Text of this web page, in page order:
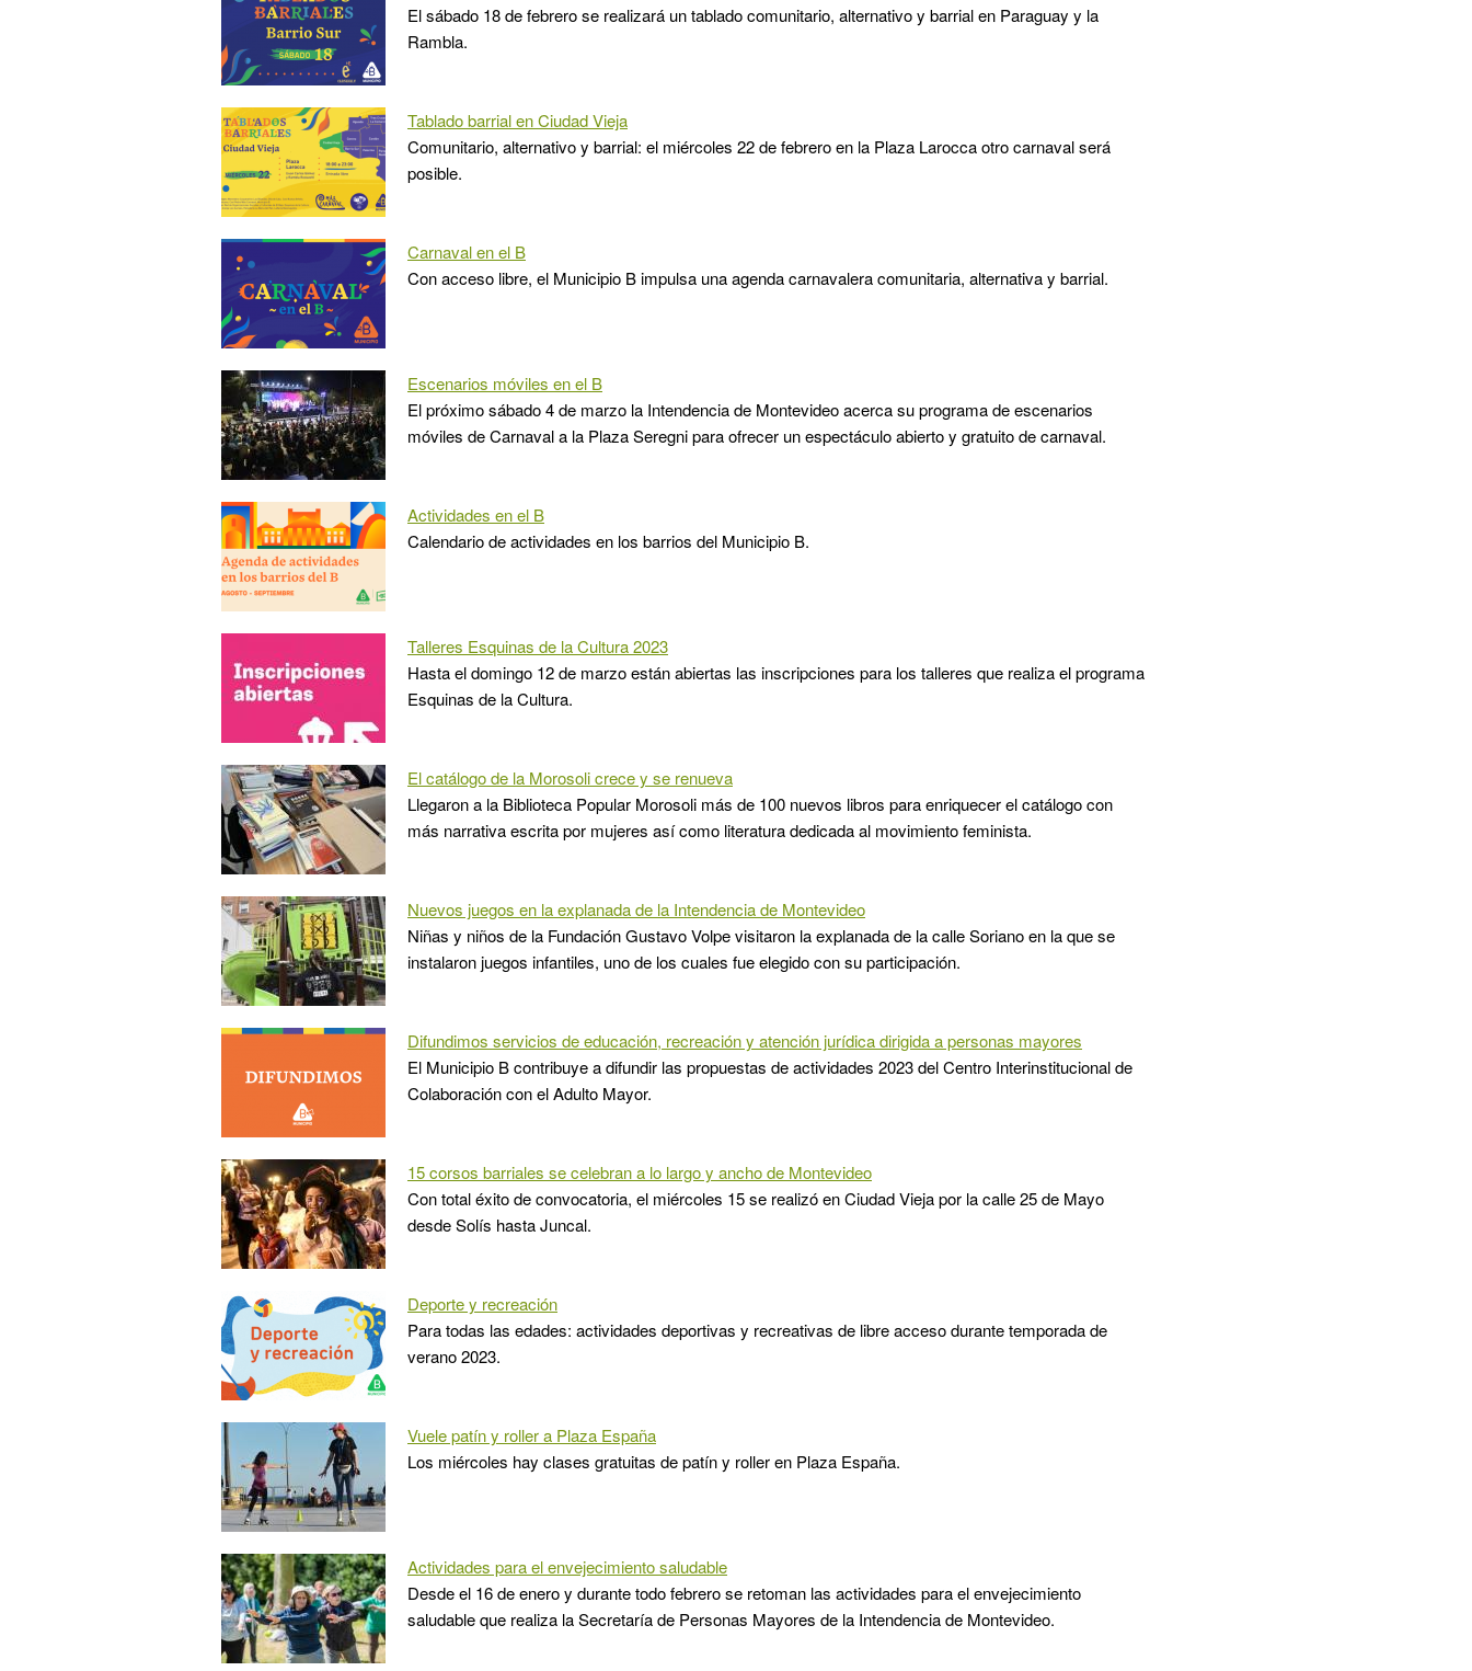
El sábado 18 de febrero se realizará un tablado comunitario, alternativo y barrial en Paraguay y la
Rambla.
Tablado barrial en Ciudad Vieja
Comunitario, alternativo y barrial: el miércoles 22 de febrero en la Plaza Larocca otro carnaval será
posible.
Carnaval en el B
Con acceso libre, el Municipio B impulsa una agenda carnavalera comunitaria, alternativa y barrial.
Escenarios móviles en el B
El próximo sábado 4 de marzo la Intendencia de Montevideo acerca su programa de escenarios
móviles de Carnaval a la Plaza Seregni para ofrecer un espectáculo abierto y gratuito de carnaval.
Actividades en el B
Calendario de actividades en los barrios del Municipio B.
Talleres Esquinas de la Cultura 2023
Hasta el domingo 12 de marzo están abiertas las inscripciones para los talleres que realiza el programa
Esquinas de la Cultura.
El catálogo de la Morosoli crece y se renueva
Llegaron a la Biblioteca Popular Morosoli más de 100 nuevos libros para enriquecer el catálogo con
más narrativa escrita por mujeres así como literatura dedicada al movimiento feminista.
Nuevos juegos en la explanada de la Intendencia de Montevideo
Niñas y niños de la Fundación Gustavo Volpe visitaron la explanada de la calle Soriano en la que se
instalaron juegos infantiles, uno de los cuales fue elegido con su participación.
Difundimos servicios de educación, recreación y atención jurídica dirigida a personas mayores
El Municipio B contribuye a difundir las propuestas de actividades 2023 del Centro Interinstitucional de
Colaboración con el Adulto Mayor.
15 corsos barriales se celebran a lo largo y ancho de Montevideo
Con total éxito de convocatoria, el miércoles 15 se realizó en Ciudad Vieja por la calle 25 de Mayo
desde Solís hasta Juncal.
Deporte y recreación
Para todas las edades: actividades deportivas y recreativas de libre acceso durante temporada de
verano 2023.
Vuele patín y roller a Plaza España
Los miércoles hay clases gratuitas de patín y roller en Plaza España.
Actividades para el envejecimiento saludable
Desde el 16 de enero y durante todo febrero se retoman las actividades para el envejecimiento
saludable que realiza la Secretaría de Personas Mayores de la Intendencia de Montevideo.